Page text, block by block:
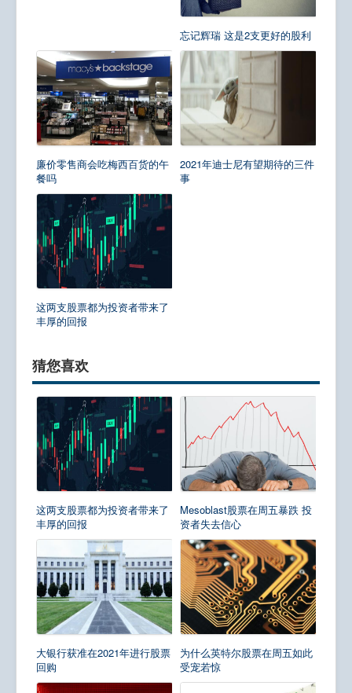
忘记辉瑞 这是2支更好的股利
廉价零售商会吃梅西百货的午
餐吗
2021年迪士尼有望期待的三件
事
这两支股票都为投资者带来了
丰厚的回报
猜您喜欢
这两支股票都为投资者带来了
丰厚的回报
Mesoblast股票在周五暴跌 投
资者失去信心
大银行获准在2021年进行股票
回购
为什么英特尔股票在周五如此
受宠若惊